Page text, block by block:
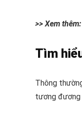
>> Xem thêm:
Tìm
Thông
tương đương